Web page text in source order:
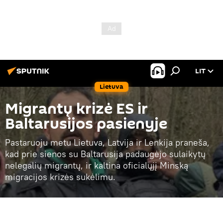
Lietuva
LIT
Migrantų krizė ES ir
Baltarusijos pasienyje
Pastaruoju metu Lietuva, Latvija ir Lenkija praneša,
kad prie sienos su Baltarusija padaugėjo sulaikytų
nelegalių migrantų, ir kaltina oficialųjį Minską
migracijos krizės sukėlimu.